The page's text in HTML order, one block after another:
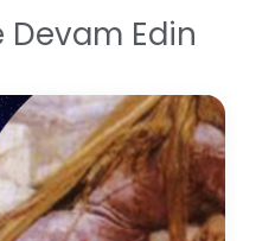
Edin